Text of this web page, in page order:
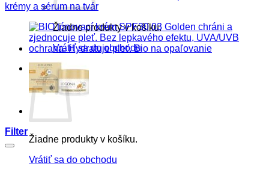
Žiadne produkty v košíku.
Vrátiť sa do obchodu
Košík
Žiadne produkty v košíku.
Vrátiť sa do obchodu
krémy a sérum na tvár
Filter